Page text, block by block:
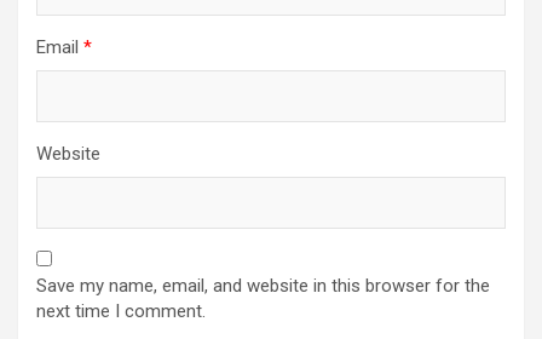
Email *
Website
Save my name, email, and website in this browser for the
next time I comment.